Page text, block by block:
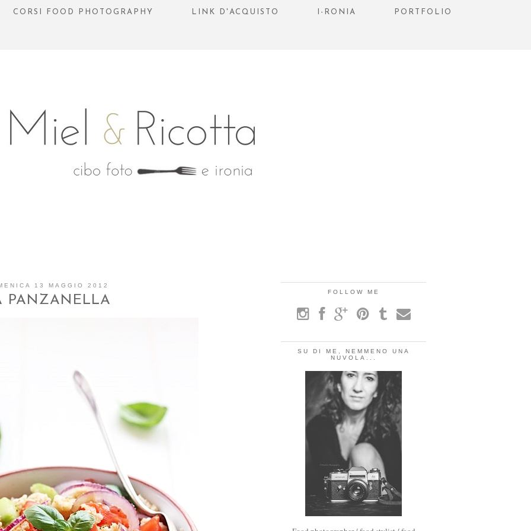
CORSI FOOD PHOTOGRAPHY LINK D'ACQUISTO I-RONIA PORTFOLIO
13 MAGGIO 2012
PANZANELLA
FOLLOW ME
SU DI ME, NEMMENO UNA
NUVOLA...